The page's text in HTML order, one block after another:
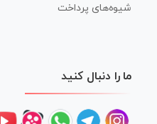
شیوه‌های پرداخت
ما را دنبال کنید